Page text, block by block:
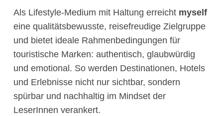
Als Lifestyle-Medium mit Haltung erreicht myself
eine qualitätsbewusste, reisefreudige Zielgruppe
und bietet ideale Rahmenbedingungen für
touristische Marken: authentisch, glaubwürdig
und emotional. So werden Destinationen, Hotels
und Erlebnisse nicht nur sichtbar, sondern
spürbar und nachhaltig im Mindset der
LeserInnen verankert.